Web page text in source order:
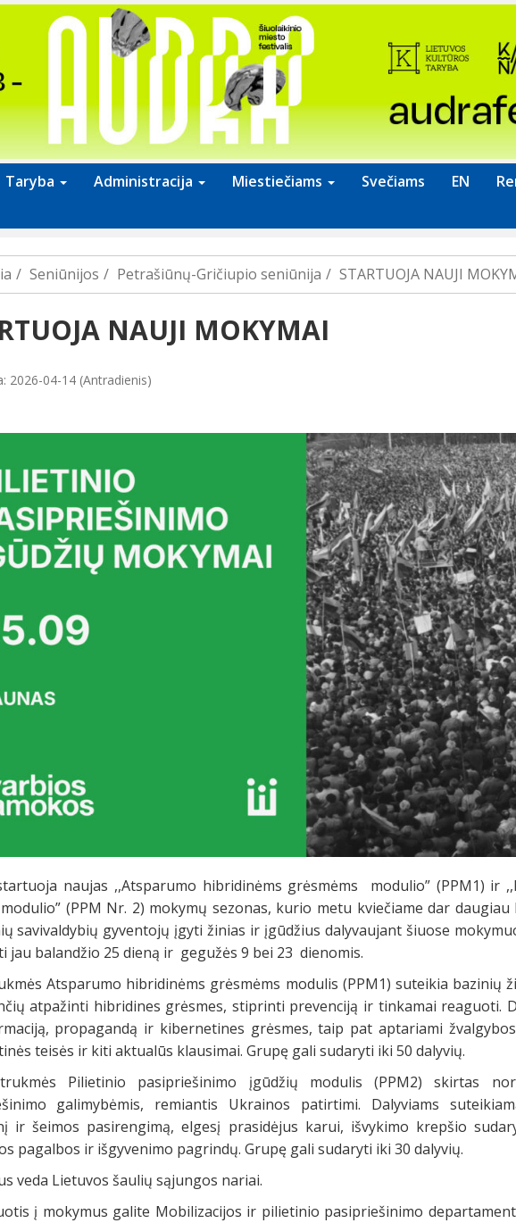
Taryba Administracija Miestiečiams Svečiams EN
Seniūnijos Petrašiūnų-Gričiupio seniūnija STARTUOJA NAUJI
NAUJI MOKYMAI
2026-04-14 (Antradienis)
naujas ,,Atsparumo hibridinėms grėsmėms modulio” (PPM1) ir
(PPM Nr. 2) mokymų sezonas, kurio metu kviečiame dar
savivaldybių gyventojų įgyti žinias ir įgūdžius dalyvaujant šiuose
jau balandžio 25 dieną ir gegužės 9 bei 23 dienomis.
Atsparumo hibridinėms grėsmėms modulis (PPM1) suteikia bazinių
atpažinti hibridines grėsmes, stiprinti prevenciją ir tinkamai reaguoti.
propagandą ir kibernetines grėsmes, taip pat aptariami
teisės ir kiti aktualūs klausimai. Grupę gali sudaryti iki 50 dalyvių.
Pilietinio pasipriešinimo įgūdžių modulis (PPM2) skirtas
galimybėmis, remiantis Ukrainos patirtimi. Dalyviams
ir šeimos pasirengimą, elgesį prasidėjus karui, išvykimo krepšio
pagalbos ir išgyvenimo pagrindų. Grupę gali sudaryti iki 30 dalyvių.
veda Lietuvos šaulių sąjungos nariai.
į mokymus galite Mobilizacijos ir pilietinio pasipriešinimo